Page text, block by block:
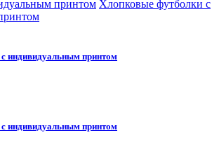
принтом Хлопковые футболки с
индивидуальным принтом
индивидуальным принтом